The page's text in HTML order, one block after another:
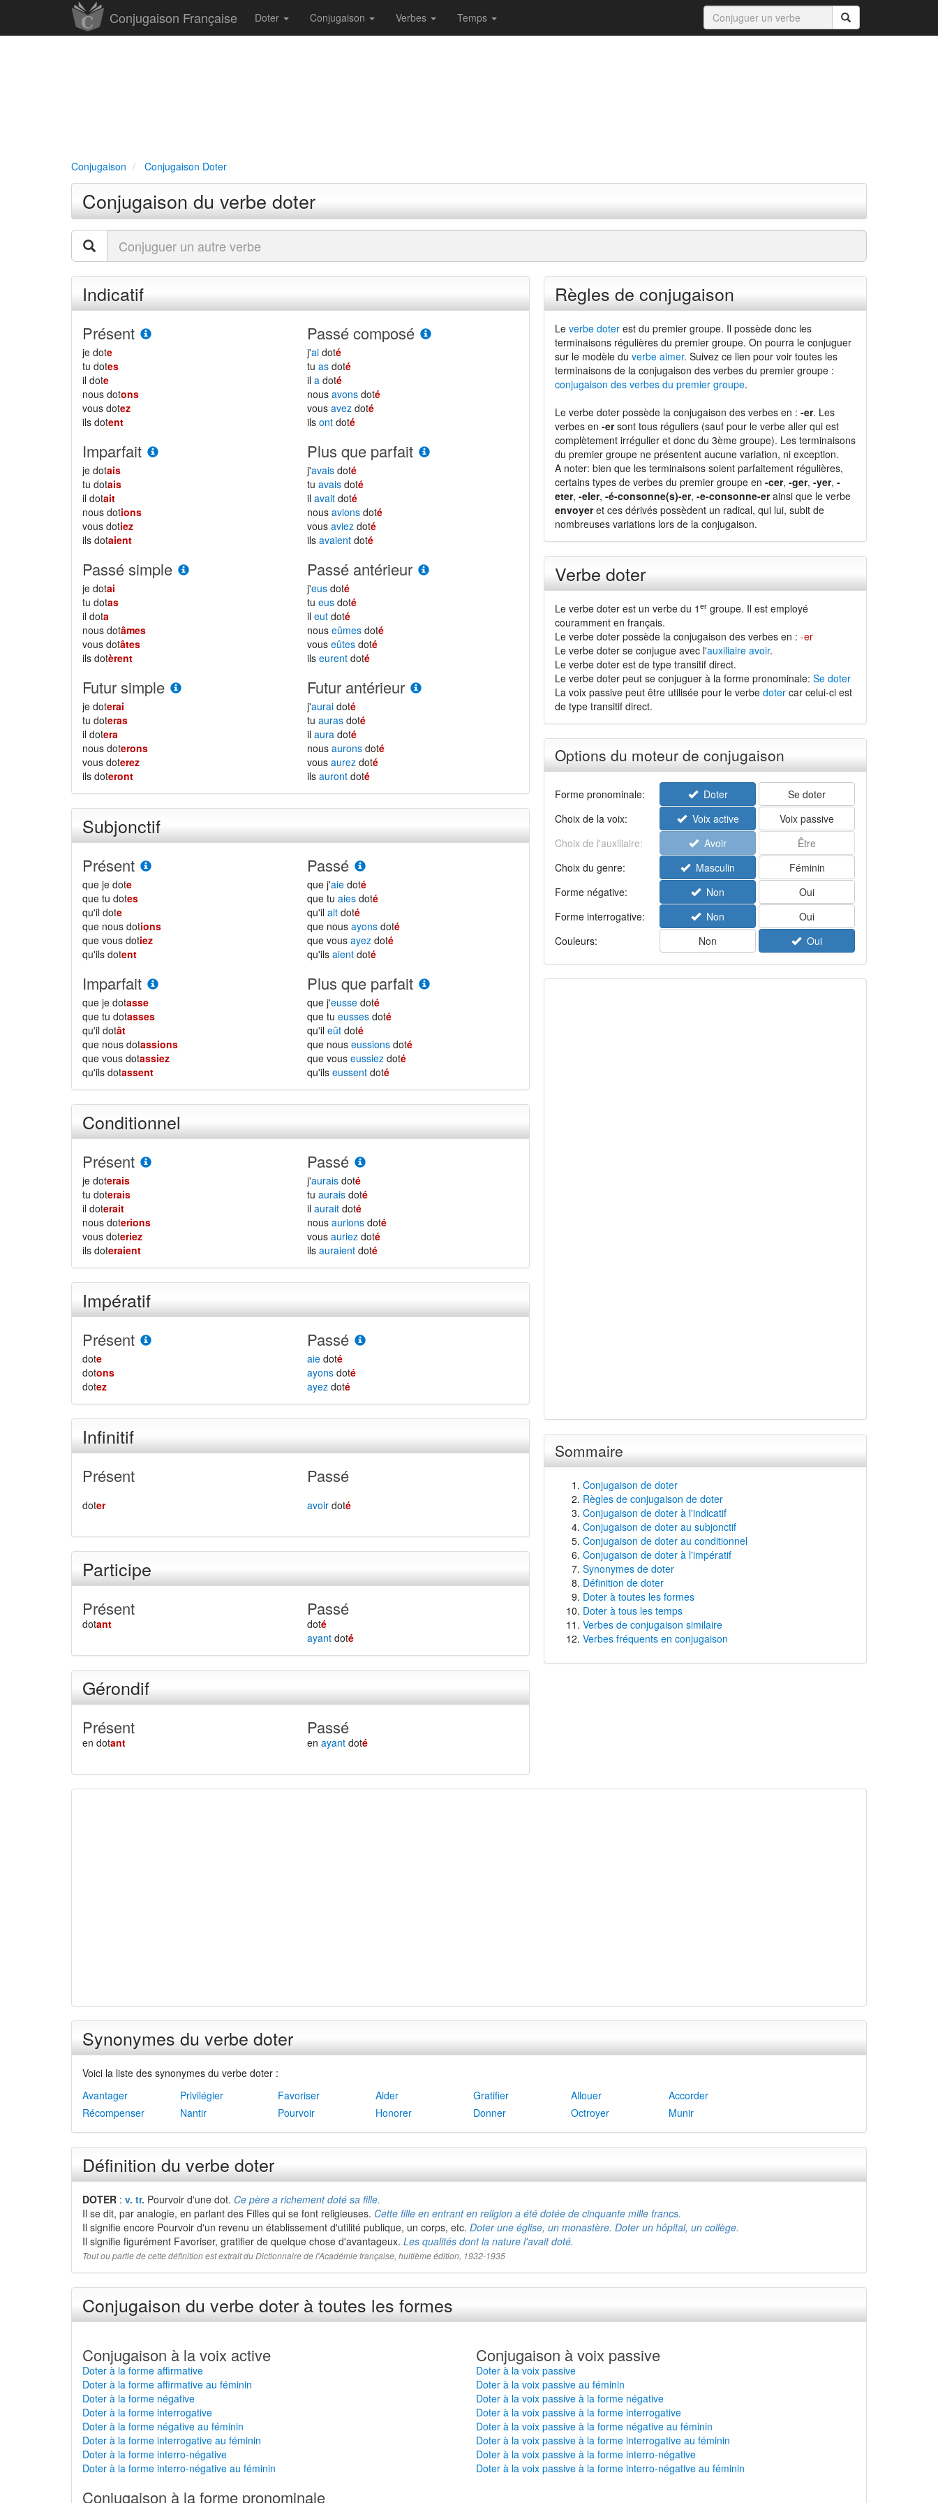
Conjugaison Française Doter Conjugaison Verbes Temps
Conjugaison Conjugaison Doter
Conjugaison du verbe doter
Indicatif
Présent
je dote
tu dotes
il dote
nous dotons
vous dotez
ils dotent
Passé composé
j'ai doté
tuas doté
ila doté
nousavons doté
vousavez doté
ilsont doté
Imparfait
je dotais
tu dotais
il dotait
nous dotions
vous dotiez
ils dotaient
Plus que parfait
j'avais doté
tuavais doté
ilavait doté
nousavions doté
vousaviez doté
ilsavaient doté
Passé simple
je dotai
tu dotas
il dota
nous dotâmes
vous dotâtes
ils dotèrent
Passé antérieur
j'eus doté
tueus doté
ileut doté
nouseûmes doté
vouseûtes doté
ilseurent doté
Futur simple
je doterai
tu doteras
il dotera
nous doterons
vous doterez
ils doteront
Futur antérieur
j'aurai doté
tuauras doté
ilaura doté
nousaurons doté
vousaurez doté
ilsauront doté
Subjonctif
Présent
que je dote
que tu dotes
qu'il dote
que nous dotions
que vous dotiez
qu'ils dotent
Passé
que j'aie doté
que tuaies doté
qu'ilait doté
que nousayons doté
que vousayez doté
qu'ilsaient doté
Imparfait
que je dotasse
que tu dotasses
qu'il dotât
que nous dotassions
que vous dotassiez
qu'ils dotassent
Plus que parfait
que j'eusse doté
que tueusses doté
qu'ileût doté
que nouseussions doté
que vouseussiez doté
qu'ilseussent doté
Conditionnel
Présent
je doterais
tu doterais
il doterait
nous doterions
vous doteriez
ils doteraient
Passé
j'aurais doté
tuaurais doté
ilaurait doté
nousaurions doté
vousauriez doté
ilsauraient doté
Impératif
Présent
dote
dotons
dotez
Passé
aie doté
ayons doté
ayez doté
Infinitif
Présent
doter
Passé
avoir doté
Participe
Présent
dotant
Passé
doté
ayant doté
Gérondif
Présent
en dotant
Passé
enayant doté
Règles de conjugaison
Le verbe doterest du premier groupe. Il possède donc les
terminaisons régulières du premier groupe. On pourra le conjuguer
sur le modèle du verbe aimer. Suivez ce lien pour voir toutes les
terminaisons de la conjugaison des verbes du premier groupe :
conjugaison des verbes du premier groupe.
Le verbe doter possède la conjugaison des verbes en : -er. Les
verbes en -ersont tous réguliers (sauf pour le verbe aller qui est
complètement irrégulier et donc du 3ème groupe). Les terminaisons
du premier groupe ne présentent aucune variation, ni exception.
A noter: bien que les terminaisons soient parfaitement régulières,
certains types de verbes du premier groupe en -cer, -ger, -yer, -
eter, -eler, -é-consonne(s)-er, -e-consonne-erainsi que le verbe
envoyeret ces dérivés possèdent un radical, qui lui, subit de
nombreuses variations lors de la conjugaison.
Verbe doter
Le verbe doter est un verbe du 1 ergroupe. Il est employé
couramment en français.
Le verbe doter possède la conjugaison des verbes en : -er
Le verbe doter se conjugue avec l'auxiliaire avoir.
Le verbe doter est de type transitif direct.
Le verbe doter peut se conjuguer à la forme pronominale: Se doter
La voix passive peut être utilisée pour le verbe dotercar celui-ci est
de type transitif direct.
Options du moteur de conjugaison
Forme pronominale: Doter
Se doter
Choix de la voix:
Voix active
Voix passive
Choix de l'auxiliaire:
Avoir
Être
Choix du genre:
Masculin
Féminin
Forme négative:
Non
Oui
Forme interrogative:
Non
Oui
Couleurs:
Non Oui
Sommaire
Conjugaison de doter
Règles de conjugaison de doter
Conjugaison de doter à l'indicatif
Conjugaison de doter au subjonctif
Conjugaison de doter au conditionnel
Conjugaison de doter à l'impératif
Synonymes de doter
Définition de doter
Doter à toutes les formes
Doter à tous les temps
Verbes de conjugaison similaire
Verbes fréquents en conjugaison
Synonymes du verbe doter
Voici la liste des synonymes du verbe doter :
Avantager
Privilégier Favoriser Aider Gratifier Allouer
Accorder
Récompenser
Nantir Pourvoir Honorer Donner Octroyer Munir
Définition du verbe doter
DOTER : v. tr. Pourvoir d'une dot. Ce père a richement doté sa fille.
Il se dit, par analogie, en parlant des Filles qui se font religieuses. Cette fille en entrant en religion a été dotée de cinquante mille francs.
Il signifie encore Pourvoir d'un revenu un établissement d'utilité publique, un corps, etc. Doter une église, un monastère. Doter un hôpital, un collège.
Il signifie figurément Favoriser, gratifier de quelque chose d'avantageux. Les qualités dont la nature l'avait doté.
Tout ou partie de cette définition est extrait du Dictionnaire de l'Académie française, huitième édition, 1932-1935
Conjugaison du verbe doter à toutes les formes
Conjugaison à la voix active
Doter à la forme affirmative
Doter à la forme affirmative au féminin
Doter à la forme négative
Doter à la forme interrogative
Doter à la forme négative au féminin
Doter à la forme interrogative au féminin
Doter à la forme interro-négative
Doter à la forme interro-négative au féminin
Conjugaison à voix passive
Doter à la voix passive
Doter à la voix passive au féminin
Doter à la voix passive à la forme négative
Doter à la voix passive à la forme interrogative
Doter à la voix passive à la forme négative au féminin
Doter à la voix passive à la forme interrogative au féminin
Doter à la voix passive à la forme interro-négative
Doter à la voix passive à la forme interro-négative au féminin
Conjugaison à la forme pronominale